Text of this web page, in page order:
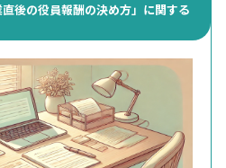
後の役員報酬の決め方」に関する